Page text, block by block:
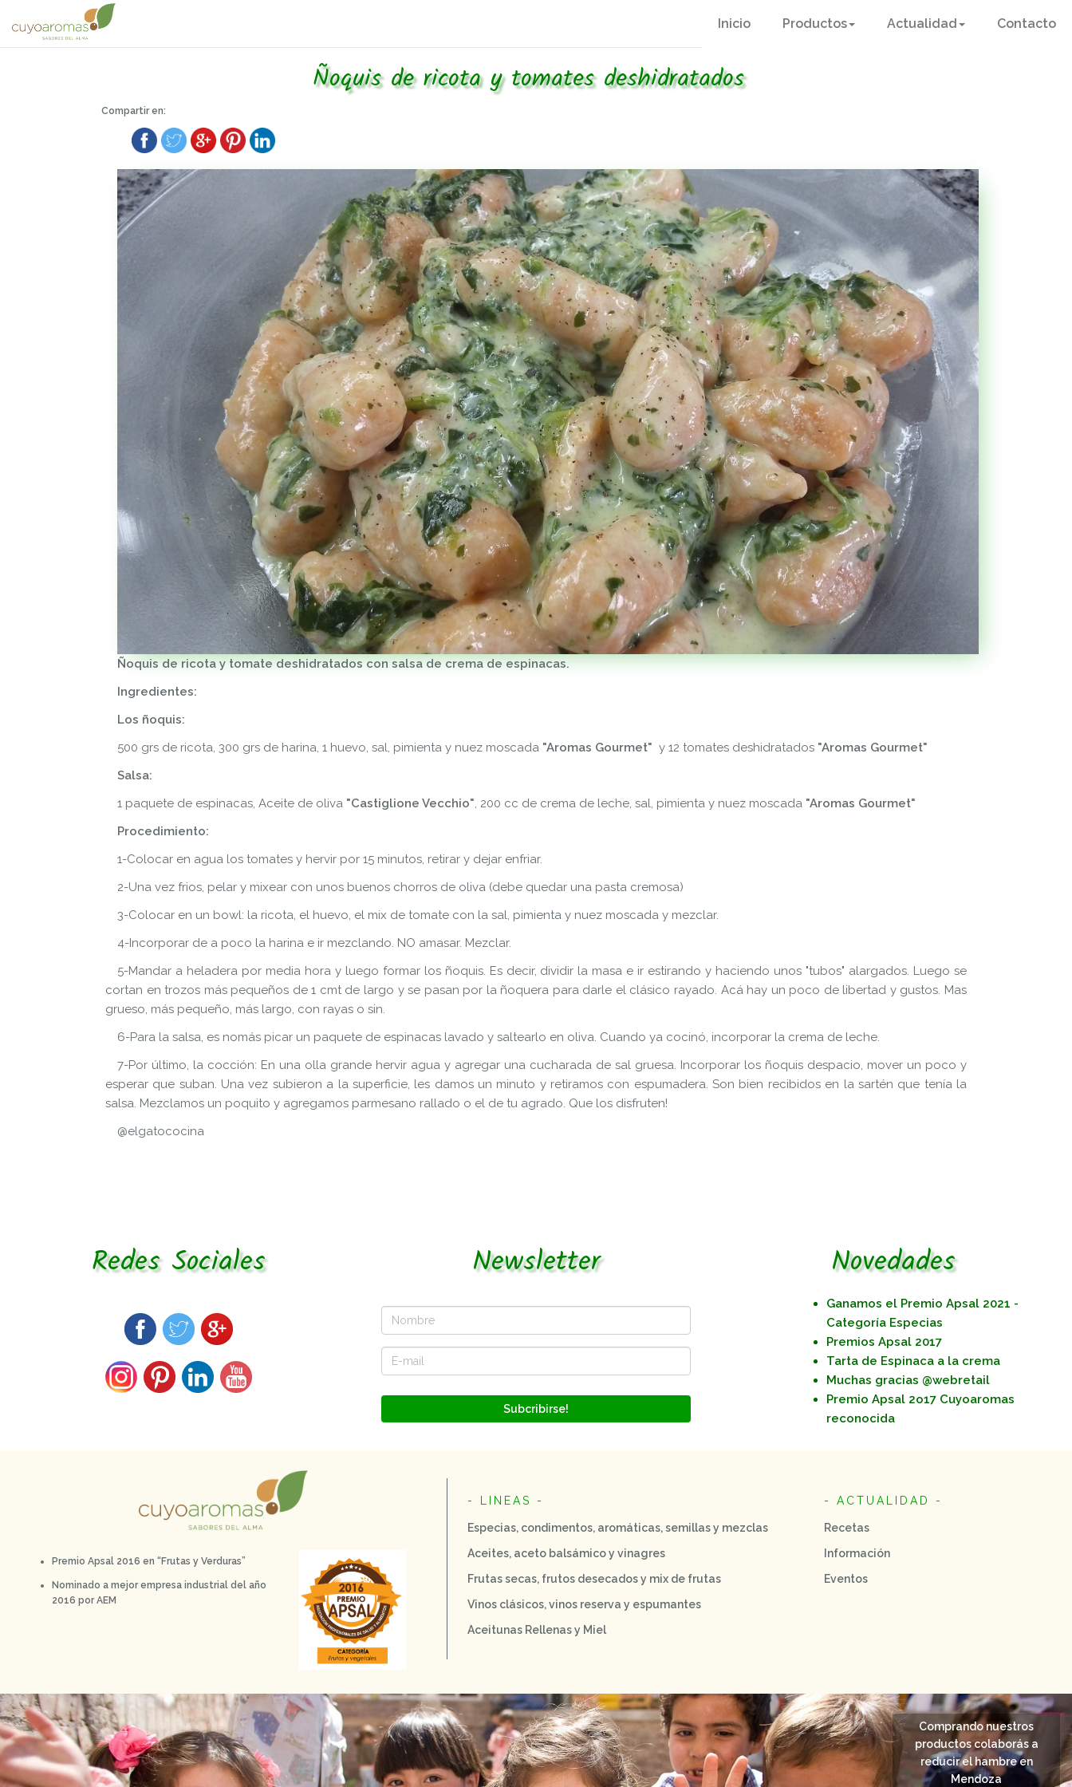
Inicio Productos Actualidad Contacto
Ñoquis de ricota y tomates deshidratados
Compartir en:
Ñoquis de ricota y tomate deshidratados con salsa de crema de espinacas.
Ingredientes:
Los ñoquis:
500 grs de ricota, 300 grs de harina, 1 huevo, sal, pimienta y nuez moscada "Aromas Gourmet" y 12 tomates deshidratados "Aromas Gourmet"
Salsa:
1 paquete de espinacas, Aceite de oliva "Castiglione Vecchio" , 200 cc de crema de leche, sal, pimienta y nuez moscada "Aromas Gourmet"
Procedimiento:
1-Colocar en agua los tomates y hervir por 15 minutos, retirar y dejar enfriar.
2-Una vez frios, pelar y mixear con unos buenos chorros de oliva (debe quedar una pasta cremosa)
3-Colocar en un bowl: la ricota, el huevo, el mix de tomate con la sal, pimienta y nuez moscada y mezclar.
4-Incorporar de a poco la harina e ir mezclando. NO amasar. Mezclar.
5-Mandar a heladera por media hora y luego formar los ñoquis. Es decir, dividir la masa e ir estirando y haciendo unos "tubos" alargados. Luego se
cortan en trozos más pequeños de 1 cmt de largo y se pasan por la ñoquera para darle el clásico rayado. Acá hay un poco de libertad y gustos. Mas
grueso, más pequeño, más largo, con rayas o sin.
6-Para la salsa, es nomás picar un paquete de espinacas lavado y saltearlo en oliva. Cuando ya cocinó, incorporar la crema de leche.
7-Por último, la cocción: En una olla grande hervir agua y agregar una cucharada de sal gruesa. Incorporar los ñoquis despacio, mover un poco y
esperar que suban. Una vez subieron a la superficie, les damos un minuto y retiramos con espumadera. Son bien recibidos en la sartén que tenía la
salsa. Mezclamos un poquito y agregamos parmesano rallado o el de tu agrado. Que los disfruten!
@elgatococina
Redes Sociales Newsletter
Subcribirse!
Novedades
Ganamos el Premio Apsal 2021 -
Categoría Especias
Premios Apsal 2017
Tarta de Espinaca a la crema
Muchas gracias @webretail
Premio Apsal 2o17 Cuyoaromas
reconocida
Premio Apsal 2016 en “Frutas y Verduras”
Nominado a mejor empresa industrial del año
2016 por AEM
- LINEAS -
Especias, condimentos, aromáticas, semillas y mezclas
Aceites, aceto balsámico y vinagres
Frutas secas, frutos desecados y mix de frutas
Vinos clásicos, vinos reserva y espumantes
Aceitunas Rellenas y Miel
- ACTUALIDAD -
Recetas
Información
Eventos
Comprando nuestros
productos colaborás a
reducir el hambre en
Mendoza